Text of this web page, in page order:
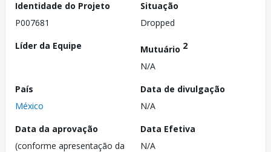
Identidade do Projeto
P007681
Situação
Dropped
Líder da Equipe
Mutuário 2
N/A
País
México
Data de divulgação
N/A
Data da aprovação
(conforme apresentação da
Data Efetiva
N/A